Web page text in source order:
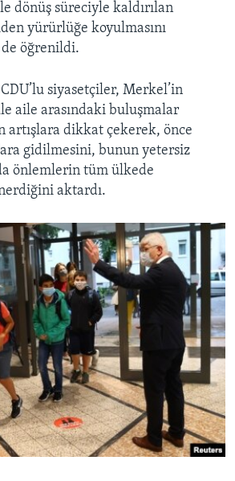
dönüş süreciyle kaldırılan
yürürlüğe koyulmasını
öğrenildi.
siyasetçiler, Merkel’in
aile arasındaki buluşmalar
artışlara dikkat çekerek, önce
gidilmesini, bunun yetersiz
önlemlerin tüm ülkede
aktardı.